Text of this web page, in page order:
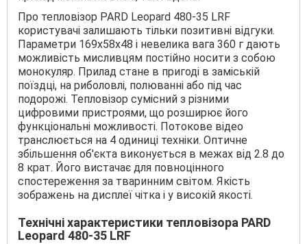
Про тепловізор PARD Leopard 480-35 LRF
користувачі залишають тільки позитивні відгуки.
Параметри 169х58х48 і невелика вага 360 г дають
можливість мисливцям постійно носити з собою
монокуляр. Прилад стане в пригоді в заміській
поїздці, на риболовлі, полюванні або під час
подорожі. Тепловізор сумісний з різними
цифровими пристроями, що розширює його
функціональні можливості. Потокове відео
транслюється на 4 одиниці техніки. Оптичне
збільшення об'єкта виконується в межах від 2.8 до
8 крат. Його вистачає для повноцінного
спостереження за тваринним світом. Якість
зображень на дисплеї чітка і у високій якості.
Технічні характеристики тепловізора PARD
Leopard 480-35 LRF